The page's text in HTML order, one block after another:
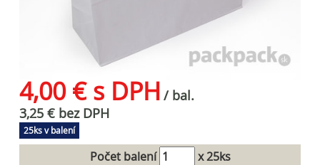
4,00 € s DPH / bal.
3,25 € bez DPH
25ks v balení
Počet balení x 25ks